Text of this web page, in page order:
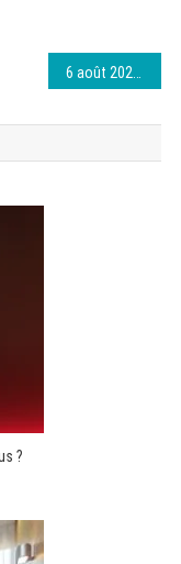
?